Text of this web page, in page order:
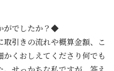
がでしたか？◆
引きの流れや概算金額、こ
くおしえてくださり何でも